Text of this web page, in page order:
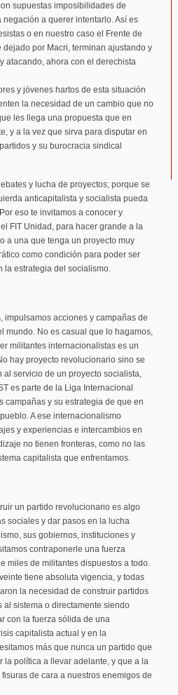
supuestas imposibilidades de
a querer intentarlo. Así es
o en nuestro caso el Frente de
por Macri, terminan ajustando y
atacando, ahora con el derechista
y jóvenes hartos de esta situación
la necesidad de un cambio que no
les llega una propuesta que en
y a la vez que sirva para disputar en
y su burocracia sindical
y lucha de proyectos; porque se
anticapitalista y socialista pueda
eso te invitamos a conocer y
FIT Unidad, para hacer grande a la
a una que tenga un proyecto muy
como condición para poder ser
la estrategia del socialismo.
impulsamos acciones y campañas de
mundo. No es casual que lo hagamos,
militantes internacionalistas es un
hay proyecto revolucionario sino se
servicio de un proyecto socialista,
es parte de la Liga Internacional
campañas y su estrategia de que en
A ese internacionalismo
y experiencias e intercambios en
no tienen fronteras, como no las
capitalista que enfrentamos.
un partido revolucionario es algo
sociales y dar pasos en la lucha
sus gobiernos, instituciones y
contraponerle una fuerza
miles de militantes dispuestos a todo.
tiene absoluta vigencia, y todas
la necesidad de construir partidos
sistema o directamente siendo
con la fuerza sólida de una
capitalista actual y en la
más que nunca un partido que
la política a llevar adelante, y que a la
de cara a nuestros enemigos de